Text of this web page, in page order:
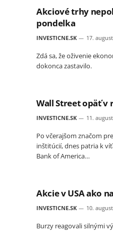
Akciové trhy
pondelka
INVESTICNE.SK 17.
Zdá sa, že oživenie
dokonca zastavilo.
Wall Street opäť v
INVESTICNE.SK 11.
Po včerajšom značom
inštitúcií, dnes patria k
Bank of America…
Akcie v USA ako
INVESTICNE.SK 10.
Burzy reagovali silnými